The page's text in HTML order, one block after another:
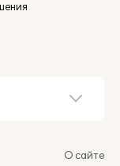
О сайте